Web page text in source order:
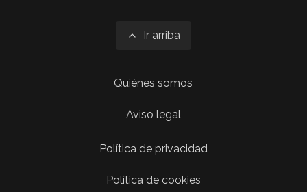
Ir arriba
Quiénes somos
Aviso legal
Política de privacidad
Política de cookies